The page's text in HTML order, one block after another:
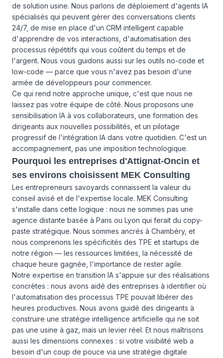
de solution usine. Nous parlons de déploiement d'agents IA
spécialisés qui peuvent gérer des conversations clients
24/7, de mise en place d'un CRM intelligent capable
d'apprendre de vos interactions, d'automatisation des
processus répétitifs qui vous coûtent du temps et de
l'argent. Nous vous guidons aussi sur les outils no-code et
low-code — parce que vous n'avez pas besoin d'une
armée de développeurs pour commencer.
Ce qui rend notre approche unique, c'est que nous ne
laissez pas votre équipe de côté. Nous proposons une
sensibilisation IA à vos collaborateurs, une formation des
dirigeants aux nouvelles possibilités, et un pilotage
progressif de l'intégration IA dans votre quotidien. C'est un
accompagnement, pas une imposition technologique.
Pourquoi les entreprises d'Attignat-Oncin et
ses environs choisissent MEK Consulting
Les entrepreneurs savoyards connaissent la valeur du
conseil avisé et de l'expertise locale. MEK Consulting
s'installe dans cette logique : nous ne sommes pas une
agence distante basée à Paris ou Lyon qui ferait du copy-
paste stratégique. Nous sommes ancrés à Chambéry, et
nous comprenons les spécificités des TPE et startups de
notre région — les ressources limitées, la nécessité de
chaque heure gagnée, l'importance de rester agile.
Notre expertise en transition IA s'appuie sur des réalisations
concrètes : nous avons aidé des entreprises à identifier où
l'automatisation des processus TPE pouvait libérer des
heures productives. Nous avons guidé des dirigeants à
construire une stratégie intelligence artificielle qui ne soit
pas une usine à gaz, mais un levier réel. Et nous maîtrisons
aussi les dimensions connexes : si votre visibilité web a
besoin d'un coup de pouce via une stratégie digitale